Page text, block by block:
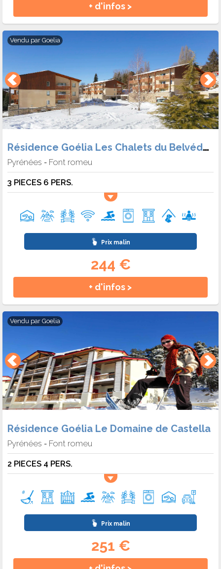
+ d'infos >
Vendu par Goelia
Résidence Goélia Les Chalets du Belvédère
Pyrénées - Font romeu
3 PIECES 6 PERS.
Prix malin
244 €
+ d'infos >
Vendu par Goelia
Résidence Goélia Le Domaine de Castella
Pyrénées - Font romeu
2 PIECES 4 PERS.
Prix malin
251 €